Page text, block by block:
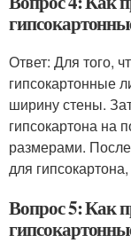
Ответ: Для того,
гипсокартонные
ширину стены.
гипсокартона на
размерами.
для
Вопрос 5: Как